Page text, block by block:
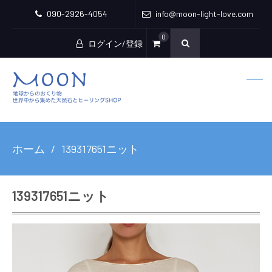
090-2926-4054 info@moon-light-love.com
ログイン/登録
0
ホーム 139317651ニット
139317651ニット